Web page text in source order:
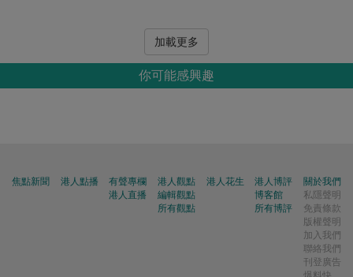
加載更多
你可能感興趣
焦點新聞 港人點播
有聲專欄
港人直播
港人觀點
編輯觀點
所有觀點
港人花生
港人博評
博客館
所有博評
關於我們
私隱聲明
免責條款
版權聲明
加入我們
聯絡我們
刊登廣告